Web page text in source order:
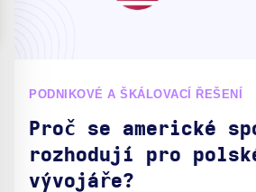
PODNIKOVÉ A ŠKÁLOVACÍ ŘEŠENÍ
Proč se americké
rozhodují pro
vývojáře?